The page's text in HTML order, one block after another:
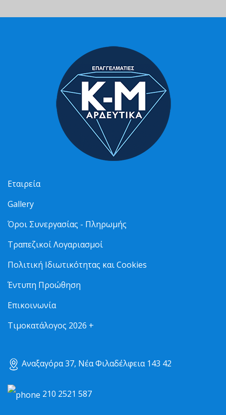
Εταιρεία
Gallery
Όροι Συνεργασίας - Πληρωμής
Τραπεζικοί Λογαριασμοί
Πολιτική Ιδιωτικότητας και Cookies
Έντυπη Προώθηση
Επικοινωνία
Τιμοκατάλογος 2026 +
Αναξαγόρα 37, Νέα Φιλαδέλφεια 143 42
210 2521 587